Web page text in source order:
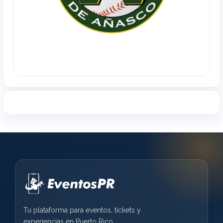
Tu plataforma para eventos, tickets y